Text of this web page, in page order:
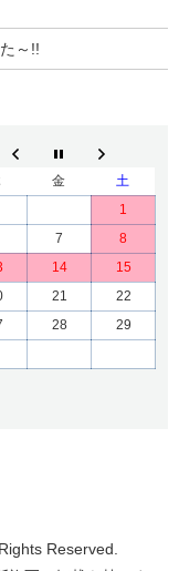
～!!
金
土
1
7
8
14
15
21
22
28
29
Reserved.